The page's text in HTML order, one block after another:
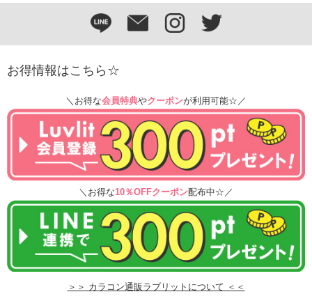
お得情報はこちら☆
＼お得な会員特典やクーポンが利用可能☆／
＼お得な10％OFFクーポン配布中☆／
＞＞ カラコン通販ラブリットについて ＜＜